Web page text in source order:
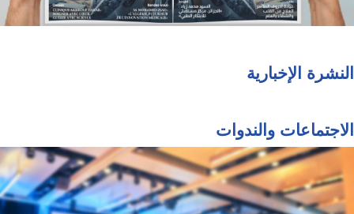
النشرة الإخبارية
الاجتماعات والندوات